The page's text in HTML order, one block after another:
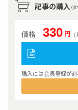
記事の購入 （
価格 330 円
購入には会員登録が必